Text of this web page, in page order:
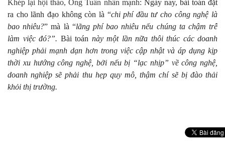
Khép lại hội thảo, Ông Tuấn nhấn mạnh: Ngày nay, bài toán đặt
ra cho lãnh đạo không còn là “chi phí đầu tư cho công nghệ là
bao nhiêu?” mà là “lãng phí bao nhiêu nếu chúng ta chậm trễ
làm việc đó?”. Bài toán này một lần nữa thôi thúc các doanh
nghiệp phải mạnh dạn hơn trong việc cập nhật và áp dụng kịp
thời xu hướng công nghệ, bởi nếu bị “lạc nhịp” về công nghệ,
doanh nghiệp sẽ phải thu hẹp quy mô, thậm chí sẽ bị đào thải
khỏi thị trường.